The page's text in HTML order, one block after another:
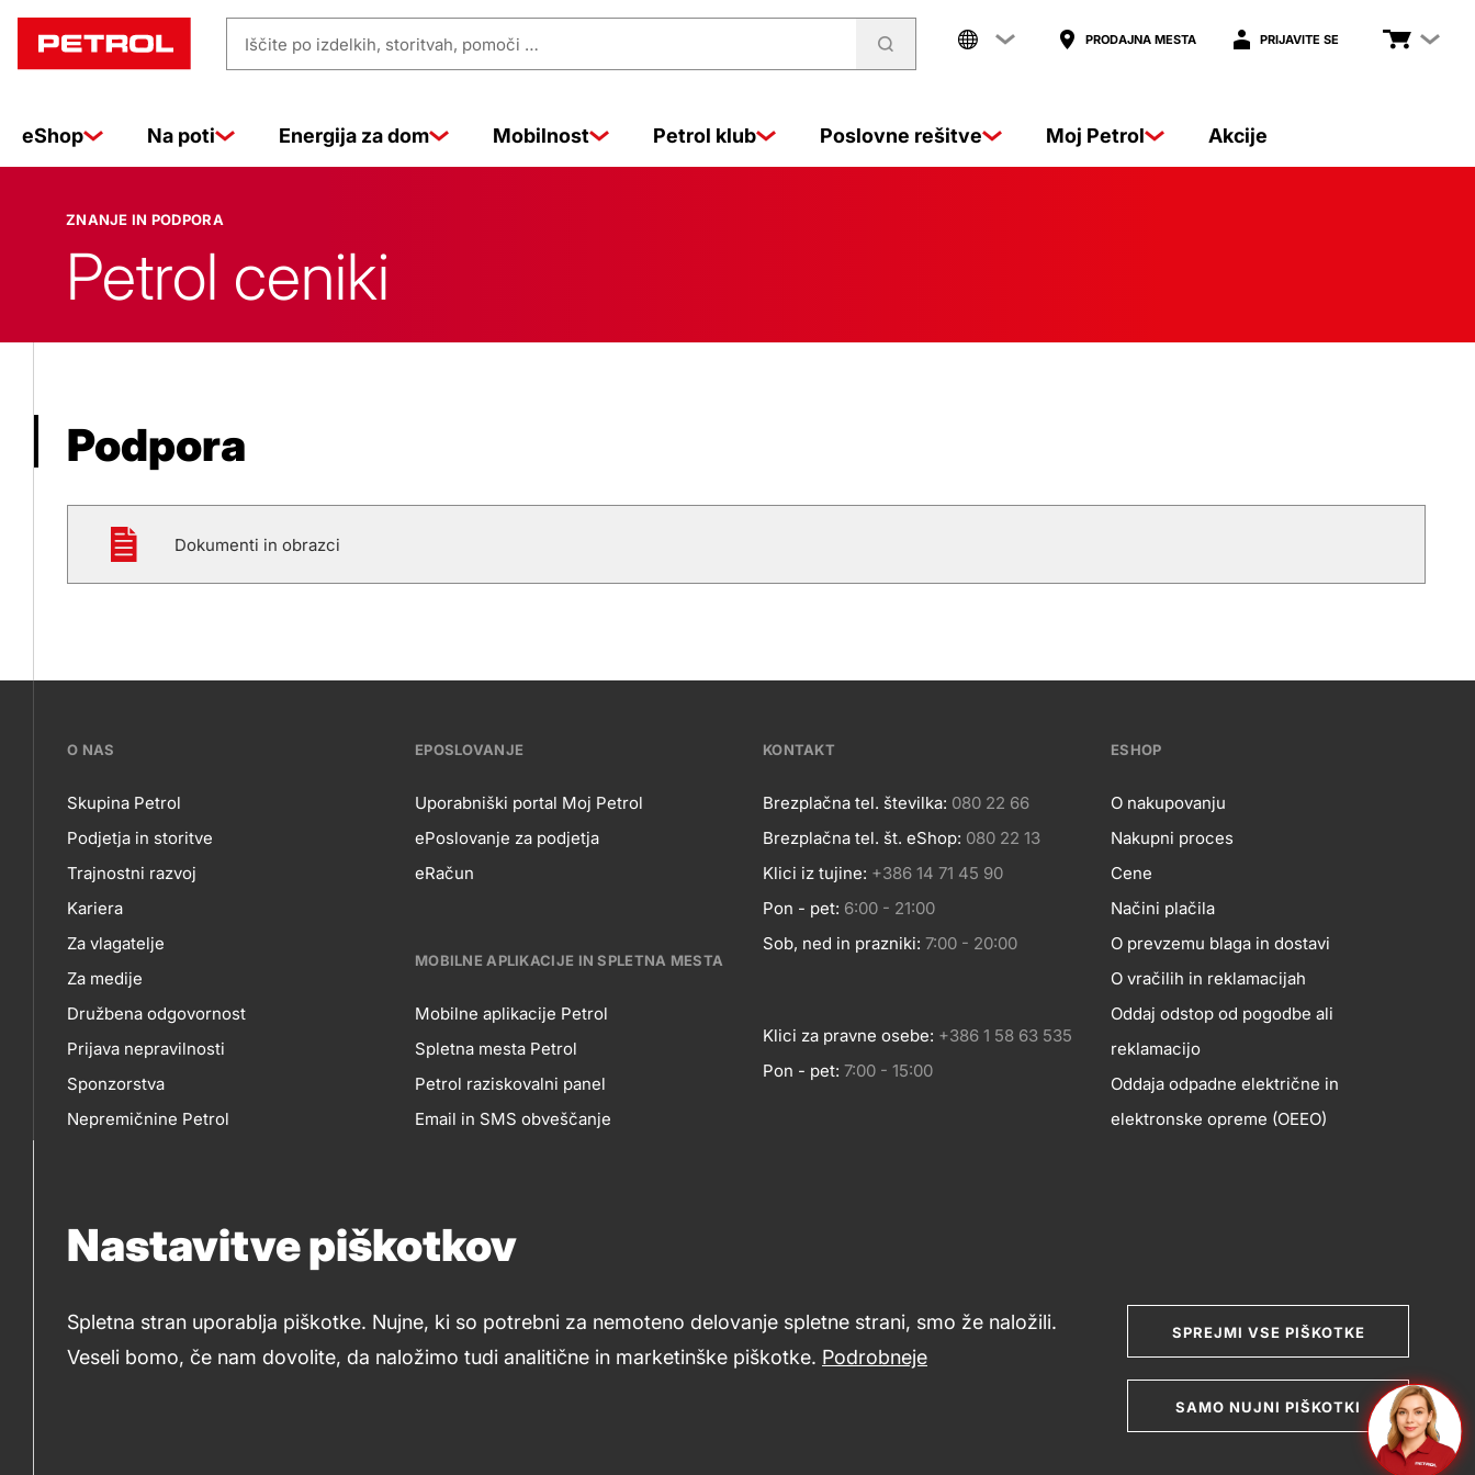
Nastavitve piškotkov
Spletna stran uporablja piškotke. Nujne, ki so potrebni za nemoteno delovanje spletne strani, smo že naložili.
Veseli bomo, če nam dovolite, da naložimo tudi analitične in marketinške piškotke. Podrobneje
SPREJMI VSE PIŠKOTKE
SAMO NUJNI PIŠKOTKI
Znanje
in
podpora
Iščite
storitvah,
PRODAJNA MESTA PRIJAVITE SE
eShop Na poti Energija za dom Mobilnost Petrol klub Poslovne rešitve Moj Petrol Akcije
ZNANJE IN PODPORA
Petrol ceniki
Podpora
Dokumenti in obrazci
???
petrol-
skupno.footer-
title???
O NAS
O
NAS
Skupina Petrol
Podjetja in storitve
Trajnostni razvoj
Kariera
Za vlagatelje
Za medije
Družbena odgovornost
Prijava nepravilnosti
Sponzorstva
Nepremičnine Petrol
EPOSLOVANJE
EPOSLOVANJE
Uporabniški portal Moj Petrol
ePoslovanje za podjetja
eRačun
MOBILNE APLIKACIJE IN SPLETNA MESTA
MOBILNE
IN
SPLETNA
Mobilne aplikacije Petrol
Spletna mesta Petrol
Petrol raziskovalni panel
Email in SMS obveščanje
Social
media
KONTAKT
Kontakt
Brezplačna tel. številka: 080 22 66
Brezplačna tel. št. eShop: 080 22 13
Klici iz tujine: +386 14 71 45 90
Pon - pet: 6:00 - 21:00
Sob, ned in prazniki: 7:00 - 20:00
Klici za pravne osebe: +386 1 58 63 535
Pon - pet: 7:00 - 15:00
links
ESHOP
eshop
O nakupovanju
Nakupni proces
Cene
Načini plačila
O prevzemu blaga in dostavi
O vračilih in reklamacijah
Oddaj odstop od pogodbe ali
reklamacijo
Oddaja odpadne električne in
elektronske opreme (OEEO)
Varstvo zasebnosti in osebnih podatkov Izvensodno reševanje potrošniških sporov